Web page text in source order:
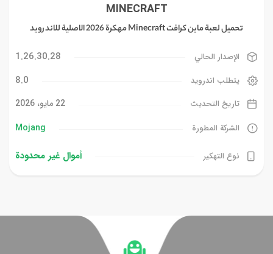
MINECRAFT
تحميل لعبة ماين كرافت Minecraft مهكرة 2026 الاصلية للاندرويد
الإصدار الحالي 1.26.30.28
يتطلب اندرويد 8.0
تاريخ التحديث 22 مايو، 2026
الشركة المطورة Mojang
نوع التهكير أموال غیر محدودة